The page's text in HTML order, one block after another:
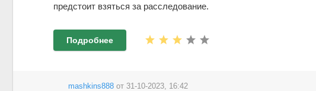
предстоит взяться за расследование.
Подробнее
mashkins888от 31-10-2023, 16:42